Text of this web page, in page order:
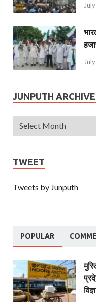
JUNPUTH
TWEET
Tweets by Junputh
POPULAR